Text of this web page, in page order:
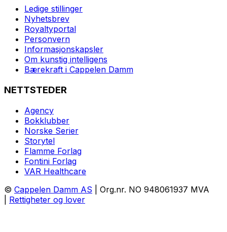
Ledige stillinger
Nyhetsbrev
Royaltyportal
Personvern
Informasjonskapsler
Om kunstig intelligens
Bærekraft i Cappelen Damm
NETTSTEDER
Agency
Bokklubber
Norske Serier
Storytel
Flamme Forlag
Fontini Forlag
VAR Healthcare
© Cappelen Damm AS | Org.nr. NO 948061937 MVA
Rettigheter og lover